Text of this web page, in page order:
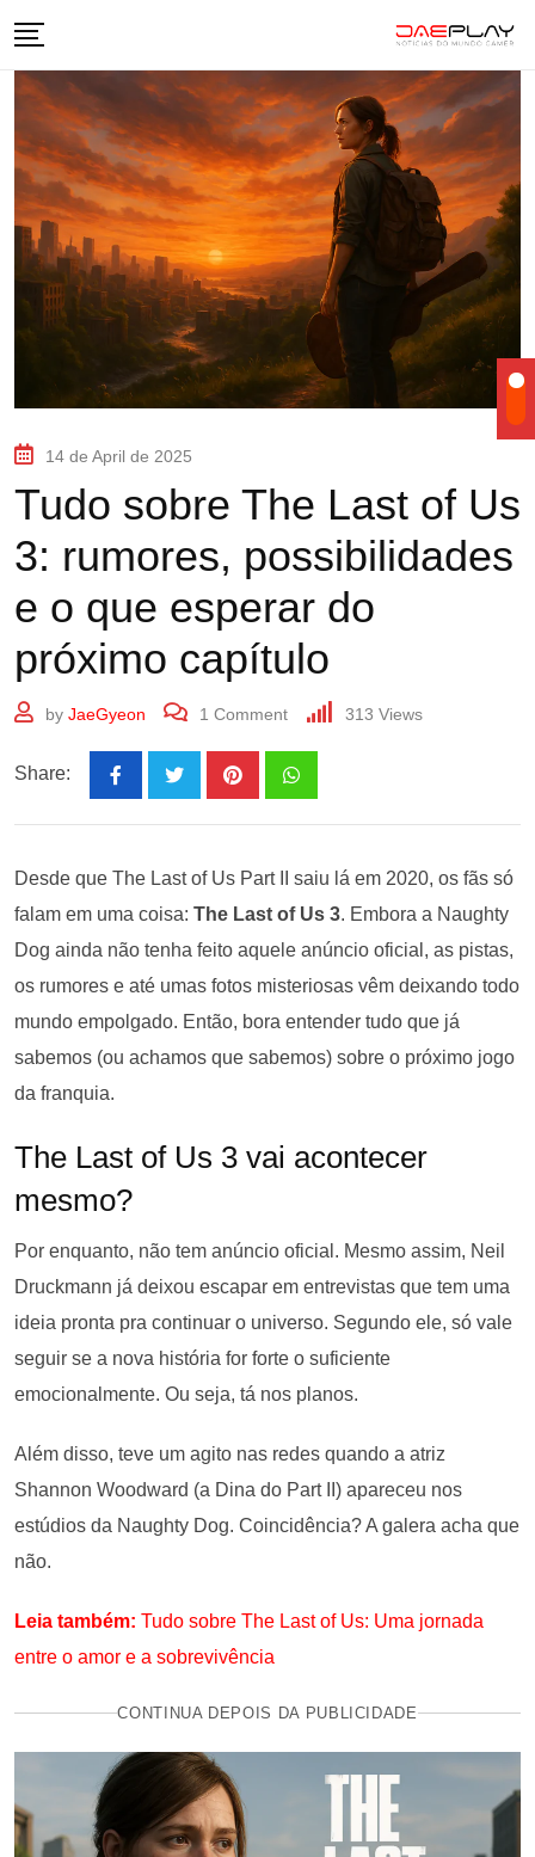
14 de April de 2025
Tudo sobre The Last of Us
3: rumores, possibilidades
e o que esperar do
próximo capítulo
by JaeGyeon 1 Comment 313 Views
Share:
Desde que The Last of Us Part II saiu lá em 2020, os fãs só
falam em uma coisa: The Last of Us 3. Embora a Naughty
Dog ainda não tenha feito aquele anúncio oficial, as pistas,
os rumores e até umas fotos misteriosas vêm deixando todo
mundo empolgado. Então, bora entender tudo que já
sabemos (ou achamos que sabemos) sobre o próximo jogo
da franquia.
The Last of Us 3 vai acontecer
mesmo?
Por enquanto, não tem anúncio oficial. Mesmo assim, Neil
Druckmann já deixou escapar em entrevistas que tem uma
ideia pronta pra continuar o universo. Segundo ele, só vale
seguir se a nova história for forte o suficiente
emocionalmente. Ou seja, tá nos planos.
Além disso, teve um agito nas redes quando a atriz
Shannon Woodward (a Dina do Part II) apareceu nos
estúdios da Naughty Dog. Coincidência? A galera acha que
não.
Leia também: Tudo sobre The Last of Us: Uma jornada
entre o amor e a sobrevivência
CONTINUA DEPOIS DA PUBLICIDADE